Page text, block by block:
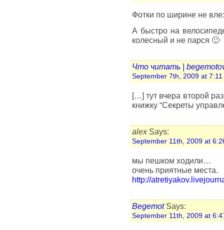
Фотки по ширине не
А быстро на
колесный и не парся 🙂
Что читать |
September 7th, 2009 at 7:11
[…] тут вчера второй
книжку “Секреты
alexSays:
September 11th, 2009 at
мы пешком ходили…
очень приятные места.
http://
BegemotSays:
September 11th, 2009 at